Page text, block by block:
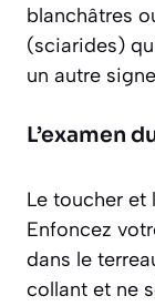
blanchâtres
(sciarides)
un autre
L’examen
Le toucher et
Enfoncez
dans le
collant et ne